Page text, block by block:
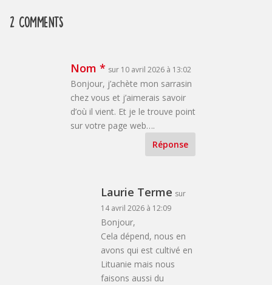
2 Comments
Nom * sur 10 avril 2026 à 13:02
Bonjour, j’achète mon sarrasin
chez vous et j’aimerais savoir
d’où il vient. Et je le trouve point
sur votre page web….
Réponse
Laurie Terme sur
14 avril 2026 à 12:09
Bonjour,
Cela dépend, nous en
avons qui est cultivé en
Lituanie mais nous
faisons aussi du